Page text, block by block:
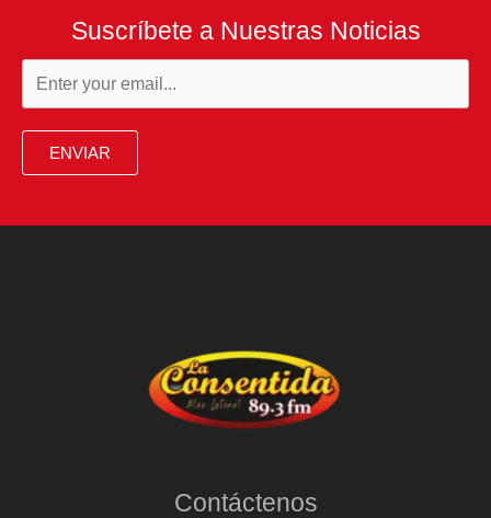
Suscríbete a Nuestras Noticias
ENVIAR
Contáctenos